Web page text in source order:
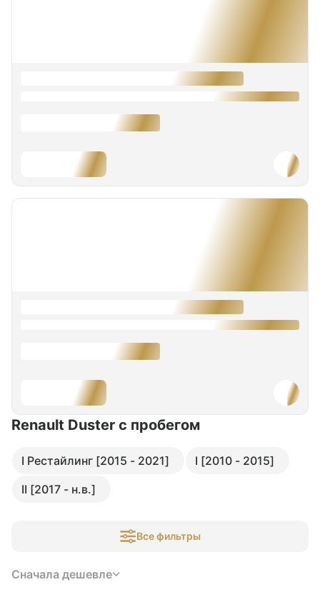
Renault Duster с пробегом
I Рестайлинг [2015 - 2021]
I [2010 - 2015]
II [2017 - н.в.]
Все фильтры
Сначала дешевле